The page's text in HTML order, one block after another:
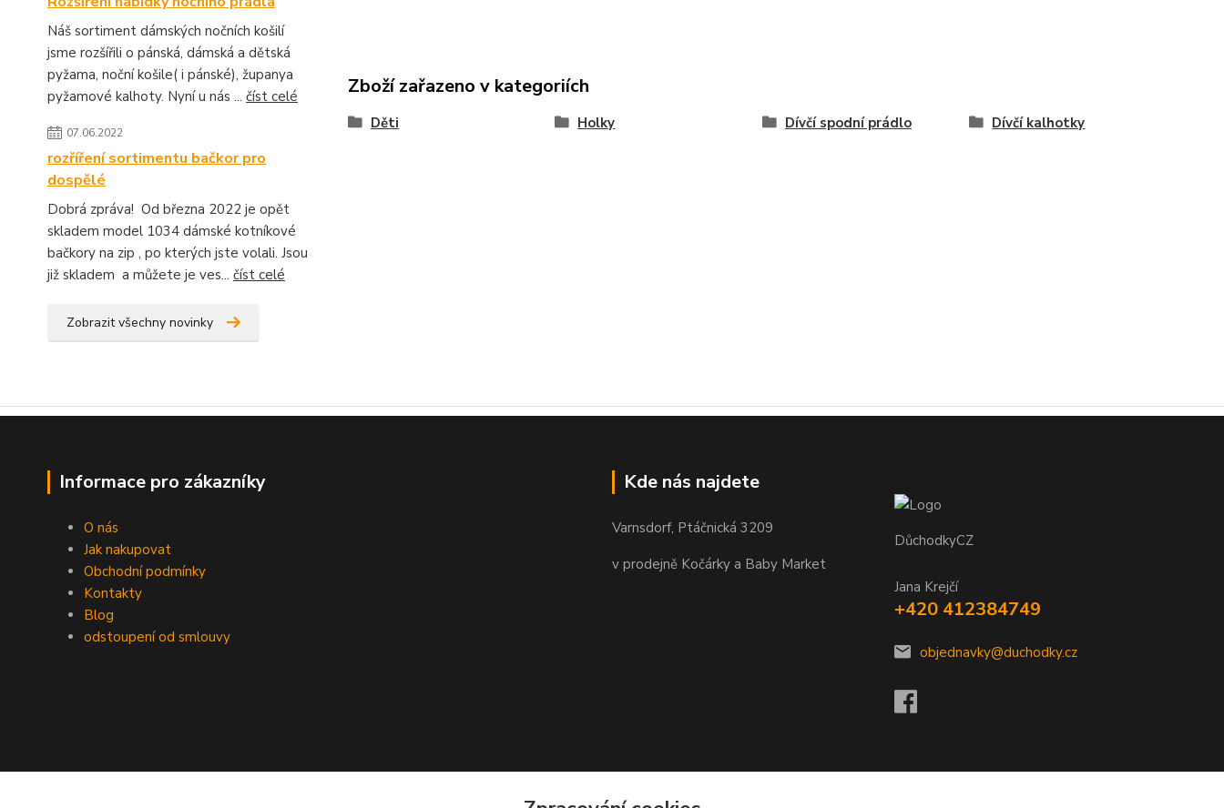
Náš sortiment dámských nočních košilí
jsme rozšířili o pánská, dámská a dětská
pyžama, noční košile( i pánské), županya
pyžamové kalhoty. Nyní u nás ... číst celé
07.06.2022
rozříření sortimentu bačkor pro
dospělé
Dobrá zpráva! Od března 2022 je opět
skladem model 1034 dámské kotníkové
bačkory na zip , po kterých jste volali. Jsou
již skladem a můžete je ves... číst celé
Zobrazit všechny novinky
Zboží zařazeno v kategoriích
Děti Holky Dívčí spodní prádlo Dívčí kalhotky
Informace pro zákazníky
O nás
Jak nakupovat
Obchodní podmínky
Kontakty
Blog
odstoupení od smlouvy
Kde nás najdete
Varnsdorf, Ptáčnická 3209
v prodejně Kočárky a Baby Market
DůchodkyCZ
Jana Krejčí
+420 412384749
objednavky@duchodky.cz